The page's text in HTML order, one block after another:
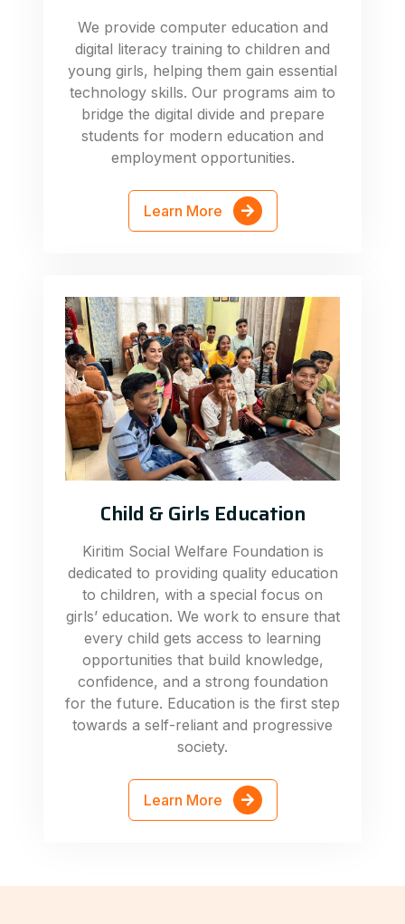
We provide computer education and
digital literacy training to children and
young girls, helping them gain essential
technology skills. Our programs aim to
bridge the digital divide and prepare
students for modern education and
employment opportunities.
Learn More
Child & Girls Education
Kiritim Social Welfare Foundation is
dedicated to providing quality education
to children, with a special focus on
girls’ education. We work to ensure that
every child gets access to learning
opportunities that build knowledge,
confidence, and a strong foundation
for the future. Education is the first step
towards a self-reliant and progressive
society.
Learn More